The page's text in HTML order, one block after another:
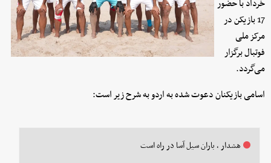
خرداد با حضور
17 بازیکن در
مرکز ملی
فوتبال برگزار
می‌گردد.
اسامی بازیکنان دعوت شده به اردو به شرح زیر است:
هشدار ، باران سیل آسا در راه است